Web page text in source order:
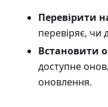
Перевірити
перевіряє, чи
Встановити
доступне
оновлення.